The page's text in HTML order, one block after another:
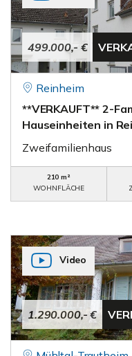
499.000,- €
Reinheim
**VERKAUFT** 2-
Hauseinheiten in
Zweifamilienhaus
210 m²
WOHNFLÄCHE
1.290.000,- €
Video